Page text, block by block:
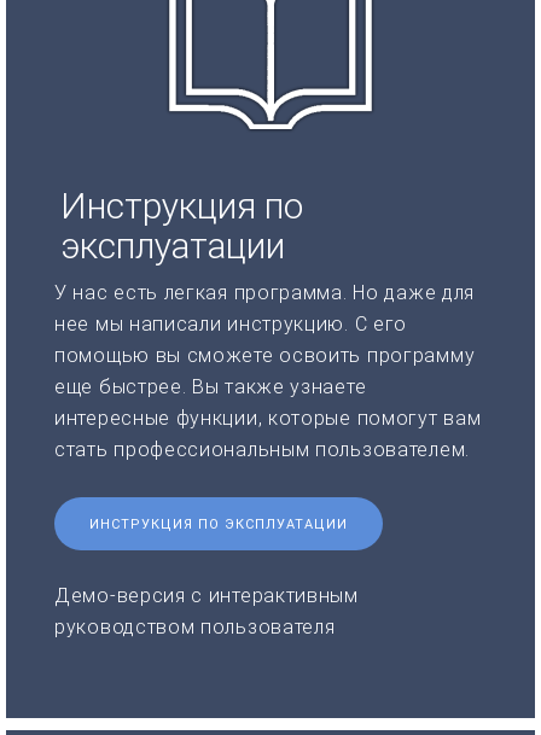
Инструкция по
эксплуатации
У нас есть легкая программа. Но даже для
нее мы написали инструкцию. С его
помощью вы сможете освоить программу
еще быстрее. Вы также узнаете
интересные функции, которые помогут вам
стать профессиональным пользователем.
ИНСТРУКЦИЯ ПО ЭКСПЛУАТАЦИИ
Демо-версия с интерактивным
руководством пользователя